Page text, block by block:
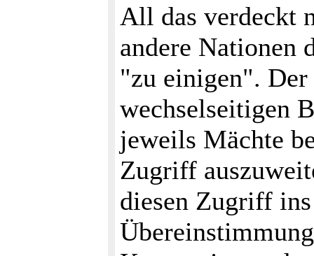
All das verdeckt
andere Nationen
"zu einigen".
wechselseitigen
jeweils Mächte
Zugriff
diesen Zugriff